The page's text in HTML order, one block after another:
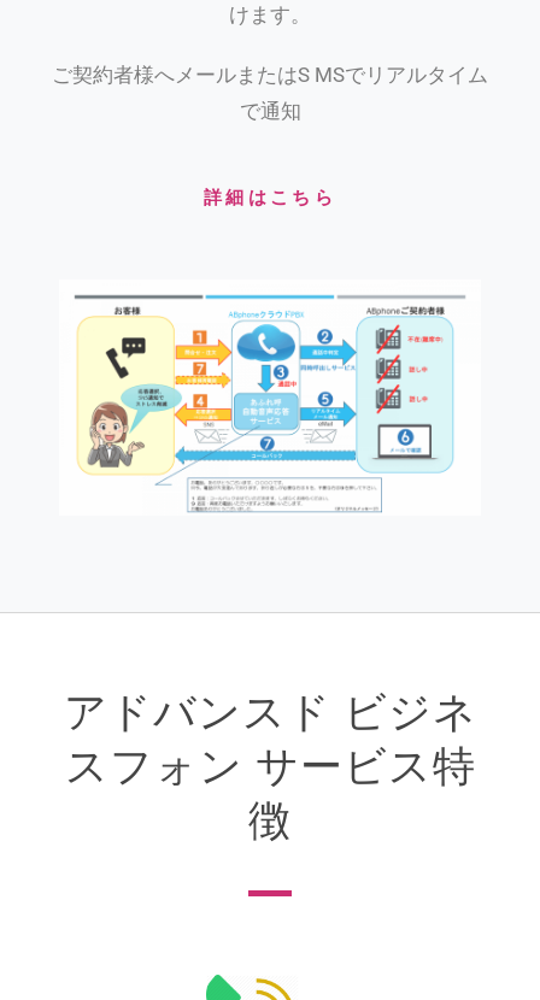
けます。
ご契約者様へメールまたはS MSでリアルタイム
で通知
詳細はこちら
アドバンスド ビジネ
スフォン サービス特
徴